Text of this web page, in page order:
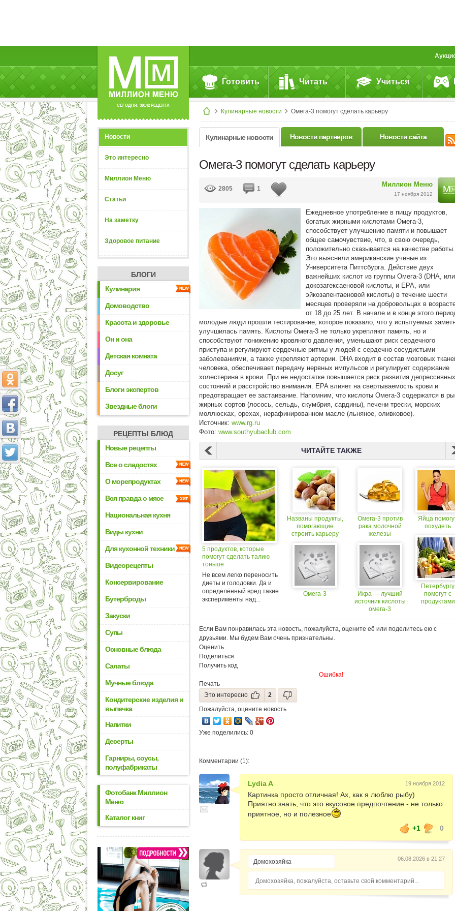
СЕГОДНЯ: 39142 РЕЦЕПТА
Готовить Читать Учиться
Кулинарные новости Омега-3 помогут сделать карьеру
Новости
Это интересно
Миллион Меню
Статьи
На заметку
Здоровое питание
БЛОГИ
Кулинария
Домоводство
Красота и здоровье
Он и она
Детская комната
Досуг
Блоги экспертов
Звездные блоги
РЕЦЕПТЫ БЛЮД
Новые рецепты
Все о сладостях
О морепродуктах
Вся правда о мясе
Национальная кухня
Виды кухни
Для кухонной техники
Видеорецепты
Консервирование
Бутерброды
Закуски
Супы
Основные блюда
Салаты
Мучные блюда
Кондитерские изделия и
выпечка
Напитки
Десерты
Гарниры, соусы,
полуфабрикаты
Фотобанк Миллион
Меню
Каталог книг
Кулинарные новости Новости партнеров Новости сайта
Омега-3 помогут сделать карьеру
Миллион Меню
17 ноября 2012
2805 1
Ежедневное употребление в пищу продуктов,
богатых жирными кислотами Омега-3,
способствует улучшению памяти и повышает
общее самочувствие, что, в свою очередь,
положительно сказывается на качестве работы.
Это выяснили американские ученые из
Университета Питтсбурга. Действие двух
важнейших кислот из группы Омега-3 (DHA, или
докозагексаеновой кислоты, и EPA, или
эйкозапентаеновой кислоты) в течение шести
месяцев проверяли на добровольцах в
от 18 до 25 лет. В начале и в конце этого
молодые люди прошли тестирование, которое показало, что у испытуемых
улучшилась память. Кислоты Омега-3 не только укрепляют память, но и
способствуют понижению кровяного давления, уменьшают риск сердечного
приступа и регулируют сердечные ритмы у людей с сердечно-сосудистыми
заболеваниями, а также укрепляют артерии. DHA входит в состав мозговых
человека, обеспечивает передачу нервных импульсов и регулирует содержание
холестерина в крови. При ее недостатке повышается риск развития депрессивных
состояний и расстройство внимания. EPA влияет на свертываемость крови и
предотвращает ее застаивание. Напомним, что кислоты Омега-3 содержатся в
жирных сортов (лосось, сельдь, скумбрия, сардины), печени трески, морских
моллюсках, орехах, нерафинированном масле (льняное, оливковое).
Источник: www.rg.ru
Фото: www.southyubaclub.com
ЧИТАЙТЕ ТАКЖЕ
5 продуктов, которые
помогут сделать талию
тоньше
Не всем легко переносить
диеты и голодовки. Да и
определённый вред такие
эксперименты над...
Названы продукты,
помогающие
строить карьеру
Омега-3
Омега-3 против
рака молочной
железы
Икра — лучший
источник кислоты
омега-3
Яйца
похудеть
Петербургу
помогут с
продуктами
Если Вам понравилась эта новость, пожалуйста, оцените её или поделитесь ею с
друзьями. Мы будем Вам очень признательны.
Оценить
Поделиться
Получить код
Ошибка!
Печать
Это интересно
2
Пожалуйста, оцените новость
Уже поделились: 0
Комментарии (1):
Lydia A 19 ноября 2012
Картинка просто отличная! Ах, как я люблю рыбу)
Приятно знать, что это вкусовое предпочтение - не только
приятное, но и полезное
+1
0
06.08.2026 в 21:27
Домохозяйка, пожалуйста, оставьте свой комментарий...